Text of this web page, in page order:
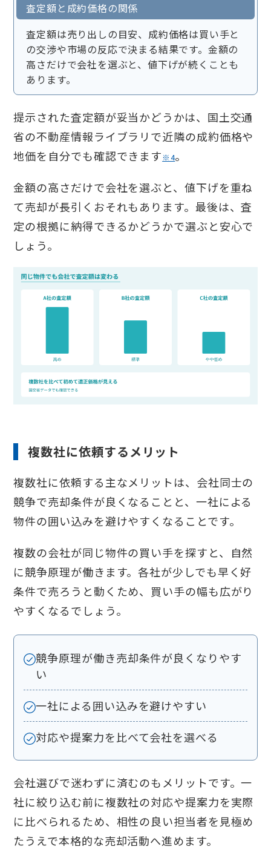
査定額と成約価格の関係
査定額は売り出しの目安、成約価格は買い手と
の交渉や市場の反応で決まる結果です。金額の
高さだけで会社を選ぶと、値下げが続くことも
あります。
提示された査定額が妥当かどうかは、国土交通
省の不動産情報ライブラリで近隣の成約価格や
地価を自分でも確認できます※4。
金額の高さだけで会社を選ぶと、値下げを重ね
て売却が長引くおそれもあります。最後は、査
定の根拠に納得できるかどうかで選ぶと安心で
しょう。
複数社に依頼するメリット
複数社に依頼する主なメリットは、会社同士の
競争で売却条件が良くなることと、一社による
物件の囲い込みを避けやすくなることです。
複数の会社が同じ物件の買い手を探すと、自然
に競争原理が働きます。各社が少しでも早く好
条件で売ろうと動くため、買い手の幅も広がり
やすくなるでしょう。
競争原理が働き売却条件が良くなりやす
い
一社による囲い込みを避けやすい
対応や提案力を比べて会社を選べる
会社選びで迷わずに済むのもメリットです。一
社に絞り込む前に複数社の対応や提案力を実際
に比べられるため、相性の良い担当者を見極め
たうえで本格的な売却活動へ進めます。